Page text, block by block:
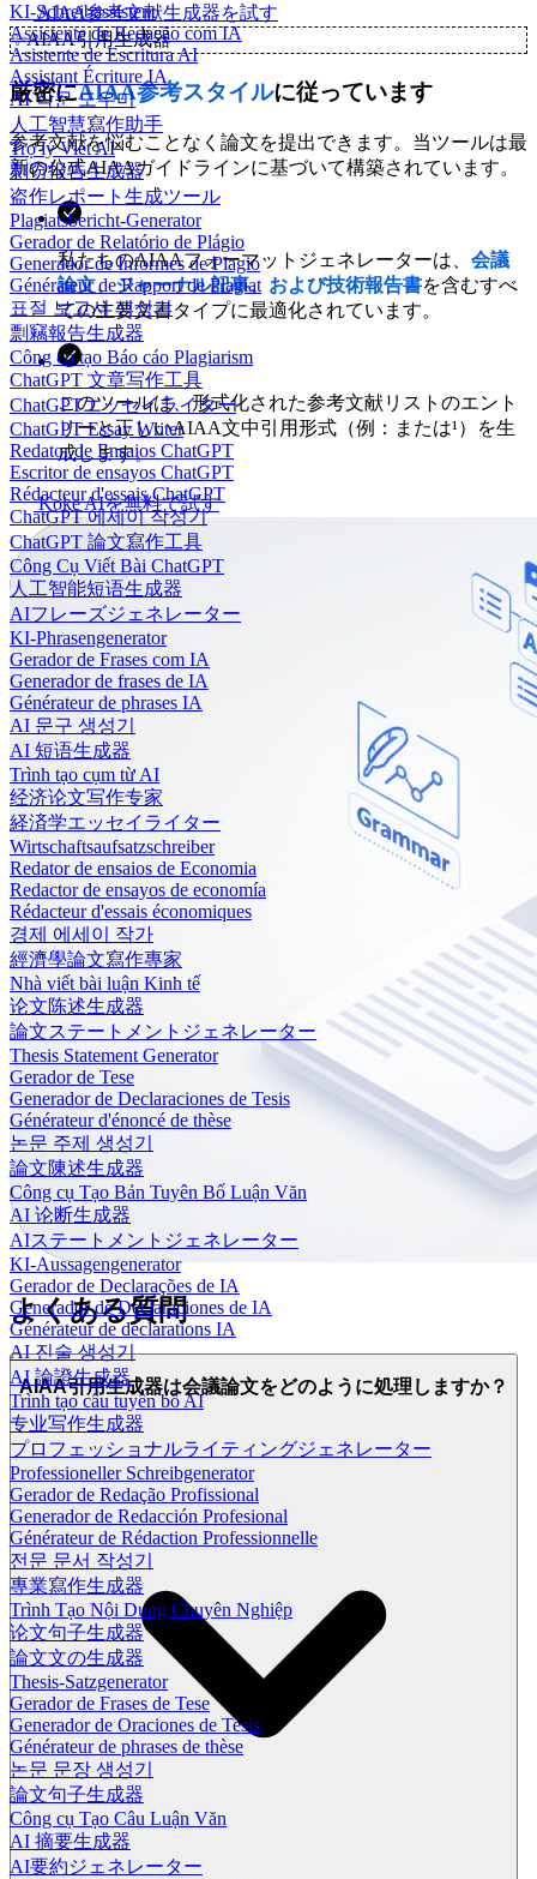
KI-Schreibassistent
Assistente de Redação com IA
Asistente de Escritura AI
Assistant Écriture IA
AI 작문 도우미
人工智慧寫作助手
Trợ lý Viết AI
剽窃报告生成器
盗作レポート生成ツール
Plagiatsbericht-Generator
Gerador de Relatório de Plágio
Generador de Informes de Plagio
Générateur de Rapport de Plagiat
표절 보고서 생성기
剽竊報告生成器
Công cụ tạo Báo cáo Plagiarism
ChatGPT 文章写作工具
ChatGPTエッセイライター
ChatGPT Essay Writer
Redator de Ensaios ChatGPT
Escritor de ensayos ChatGPT
Rédacteur d'essais ChatGPT
ChatGPT 에세이 작성기
ChatGPT 論文寫作工具
Công Cụ Viết Bài ChatGPT
人工智能短语生成器
AIフレーズジェネレーター
KI-Phrasengenerator
Gerador de Frases com IA
Generador de frases de IA
Générateur de phrases IA
AI 문구 생성기
AI 短语生成器
Trình tạo cụm từ AI
经济论文写作专家
経済学エッセイライター
Wirtschaftsaufsatzschreiber
Redator de ensaios de Economia
Redactor de ensayos de economía
Rédacteur d'essais économiques
경제 에세이 작가
經濟學論文寫作專家
Nhà viết bài luận Kinh tế
论文陈述生成器
論文ステートメントジェネレーター
Thesis Statement Generator
Gerador de Tese
Generador de Declaraciones de Tesis
Générateur d'énoncé de thèse
논문 주제 생성기
論文陳述生成器
Công cụ Tạo Bản Tuyên Bố Luận Văn
AI 论断生成器
AIステートメントジェネレーター
KI-Aussagengenerator
Gerador de Declarações de IA
Generador de Declaraciones de IA
Générateur de déclarations IA
AI 진술 생성기
AI 論證生成器
Trình tạo câu tuyên bố AI
专业写作生成器
プロフェッショナルライティングジェネレーター
Professioneller Schreibgenerator
Gerador de Redação Profissional
Generador de Redacción Profesional
Générateur de Rédaction Professionnelle
전문 문서 작성기
專業寫作生成器
Trình Tạo Nội Dung Chuyên Nghiệp
论文句子生成器
論文文の生成器
Thesis-Satzgenerator
Gerador de Frases de Tese
Generador de Oraciones de Tesis
Générateur de phrases de thèse
논문 문장 생성기
論文句子生成器
Công cụ Tạo Câu Luận Văn
AI 摘要生成器
AI要約ジェネレーター
AIAA参考文献生成器を試す
✨AIAA引用生成器
厳密にAIAA参考スタイルに従っています
参考文献を悩むことなく論文を提出できます。当ツールは最
新の公式AIAAガイドラインに基づいて構築されています。
私たちのAIAAフォーマットジェネレーターは、 会議
論文、ジャーナル記事、および技術報告書を含むすべ
ての主要文書タイプに最適化されています。
このツールは、形式化された参考文献リストのエント
リーと正しいAIAA文中引用形式（例：または¹）を生
成します。
Koke AIを無料で試す
よくある質問
AIAA引用生成器は会議論文をどのように処理しますか？